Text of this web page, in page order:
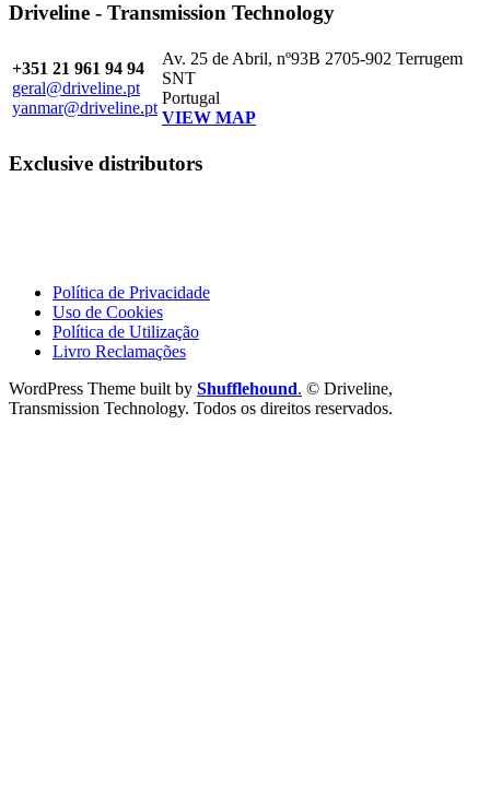
Driveline - Transmission Technology
+351 21 961 94 94
geral@driveline.pt
yanmar@driveline.pt
Av. 25 de Abril, nº93B 2705-902 Terrugem
SNT
Portugal
VIEW MAP
Exclusive distributors
Política de Privacidade
Uso de Cookies
Política de Utilização
Livro Reclamações
WordPress Theme built by Shufflehound. © Driveline,
Transmission Technology. Todos os direitos reservados.